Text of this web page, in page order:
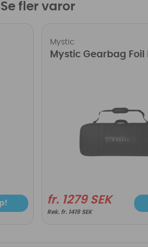
Se fler varor
Mystic
Mystic Gearbag Foil
fr. 1279 SEK
fr. 1419 SEK